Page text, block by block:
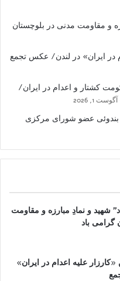
و مقاومت مدنی در بلوچستان
در ایران» در لندن/ عکس تجمع
کشتار و اعدام در ایران/
آگوست 1, 2026
بندوئی عضو شورای مرکزی
شهید و نمادِ مبارزه و مقاومت
گرامی باد
علیه اعدام در ایران»